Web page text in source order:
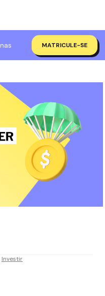
MATRICULE-SE
da
Investir